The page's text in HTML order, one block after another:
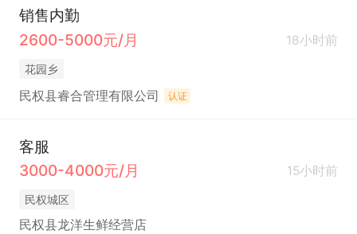
销售内勤
2600-5000元/月
18小时前
花园乡
民权县睿合管理有限公司 认证
客服
3000-4000元/月
15小时前
民权城区
民权县龙洋生鲜经营店